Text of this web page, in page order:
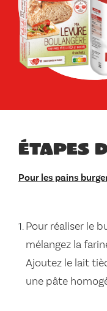
Étapes
Pour les pains
Pour réaliser le
mélangez la
Ajoutez le lait
une pâte